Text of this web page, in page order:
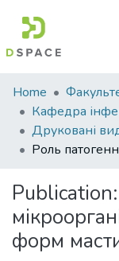
Communities
&
Collections
Statistics
Home
Publication:
форм